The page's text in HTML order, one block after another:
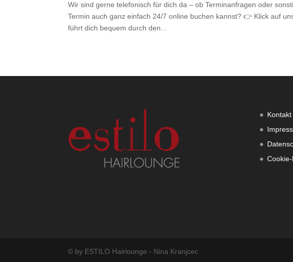
Wir sind gerne telefonisch für dich da – ob Terminanfragen oder
Termin auch ganz einfach 24/7 online buchen kannst? 👉 Klick auf
führt dich bequem durch den...
Kontakt
© by ESTILO Hairlounge - Nina Kranjcec